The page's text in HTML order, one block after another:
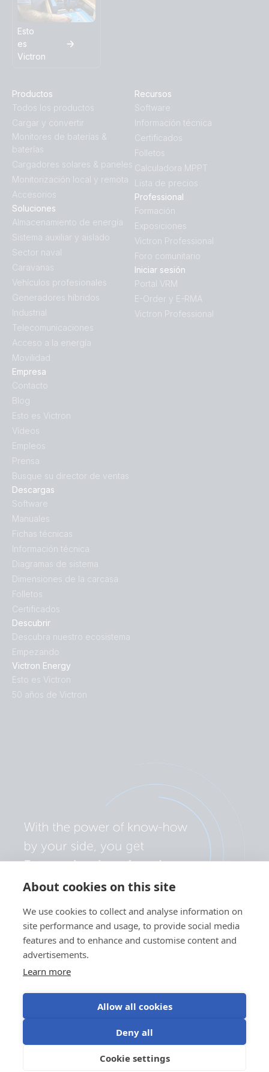
About cookies on this site
We use cookies to collect and analyse information on
site performance and usage, to provide social media
features and to enhance and customise content and
advertisements.
Learn more
Allow all cookies
Deny all
Cookie settings
Esto
es
Victron
Productos
Todos los productos
Cargar y convertir
Monitores de baterías &
baterías
Cargadores solares & paneles
Monitorización local y remota
Accesorios
Descubrir
Descubra nuestro ecosistema
Empezando
Victron Energy
Esto es Victron
50 años de Victron
Descargas
Software
Manuales
Fichas técnicas
Información técnica
Diagramas de sistema
Dimensiones de la carcasa
Folletos
Certificados
Soluciones
Almacenamiento de energía
Sistema auxiliar y aislado
Sector naval
Caravanas
Vehículos profesionales
Generadores híbridos
Industrial
Telecomunicaciones
Acceso a la energía
Movilidad
Empresa
Contacto
Blog
Esto es Victron
Vídeos
Empleos
Prensa
Busque su director de ventas
Recursos
Software
Información técnica
Certificados
Folletos
Calculadora MPPT
Lista de precios
Professional
Formación
Exposiciones
Victron Professional
Foro comunitario
Iniciar sesión
Portal VRM
E-Order y E-RMA
Victron Professional
Política de privacidad
Condiciones de uso
©Victron Energy 2026